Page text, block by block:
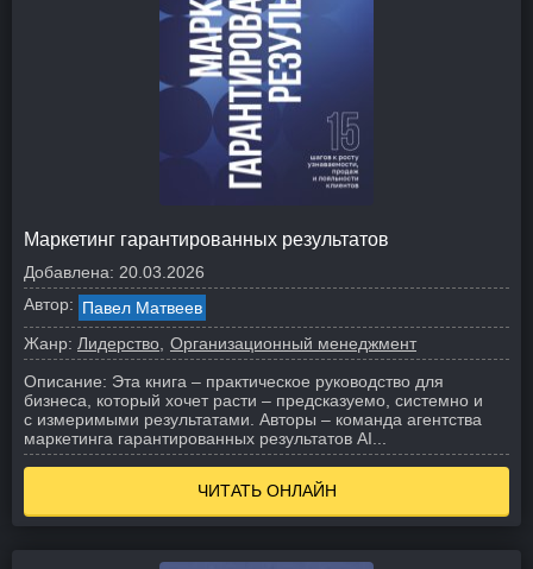
Маркетинг гарантированных результатов
Добавлена: 20.03.2026
Автор: Павел Матвеев
Жанр: Лидерство Организационный менеджмент
Описание: Эта книга – практическое руководство для
бизнеса, который хочет расти – предсказуемо, системно и
с измеримыми результатами. Авторы – команда агентства
маркетинга гарантированных результатов AI...
ЧИТАТЬ ОНЛАЙН